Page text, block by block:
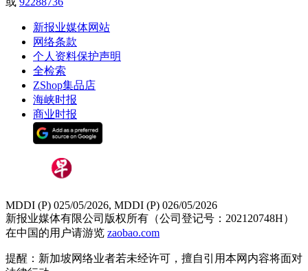
新报业媒体网站
网络条款
个人资料保护声明
全检索
ZShop集品店
海峡时报
商业时报
MDDI (P) 025/05/2026, MDDI (P) 026/05/2026
新报业媒体有限公司版权所有（公司登记号：202120748H）
在中国的用户请游览 zaobao.com
提醒：新加坡网络业者若未经许可，擅自引用本网内容将面对